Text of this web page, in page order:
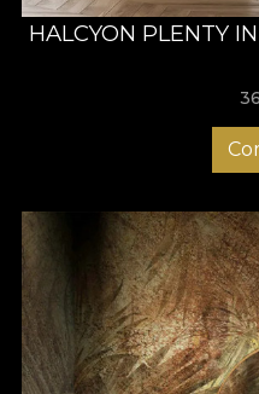
HALCYON PLENTY